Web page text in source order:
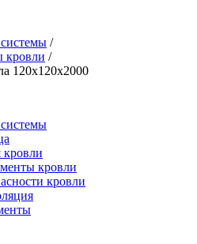
/
кровли /
120х120х2000
кровли
кровли
кровли